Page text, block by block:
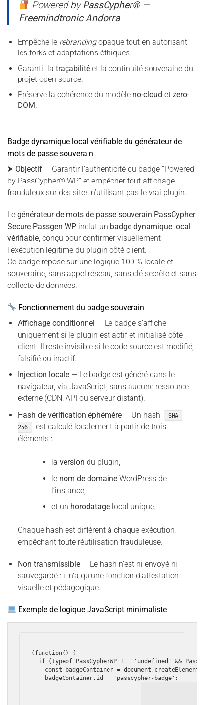
Powered byPassCypher® —
Freemindtronic Andorra
Empêche le rebrandingopaque tout en autorisant
les forks et adaptations éthiques.
Garantit la traçabilitéet la continuité souveraine du
projet open source.
Préserve la cohérence du modèle no-cloud et zero-
DOM.
Badge dynamique local vérifiable du générateur de
mots de passe souverain
⮞ Objectif — Garantir l’authenticité du badge “Powered
by PassCypher® WP” et empêcher tout affichage
frauduleux sur des sites n’utilisant pas le vrai plugin.
Le générateur de mots de passe souverain PassCypher
Secure Passgen WP inclut un badge dynamique local
vérifiable, conçu pour confirmer visuellement
l’exécution légitime du plugin côté client.
Ce badge repose sur une logique 100 % locale et
souveraine, sans appel réseau, sans clé secrète et sans
collecte de données.
Fonctionnement du badge souverain
Affichage conditionnel — Le badge s’affiche
uniquement si le plugin est actif et initialisé côté
client. Il reste invisible si le code source est modifié,
falsifié ou inactif.
Injection locale— Le badge est généré dans le
navigateur, via JavaScript, sans aucune ressource
externe (CDN, API ou serveur distant).
Hash de vérification éphémère— Un hash
SHA-
256
est calculé localement à partir de trois
éléments :
la version du plugin,
le nom de domaineWordPress de
l’instance,
et un horodatagelocal unique.
Chaque hash est différent à chaque exécution,
empêchant toute réutilisation frauduleuse.
Non transmissible— Le hash n’est ni envoyé ni
sauvegardé : il n’a qu’une fonction d’attestation
visuelle et pédagogique.
Exemple de logique JavaScript minimaliste
(function() {
if (typeof PassCypherWP !== 'undefined' &&
const badgeContainer =
    badgeContainer.id = 'passcypher-badge';